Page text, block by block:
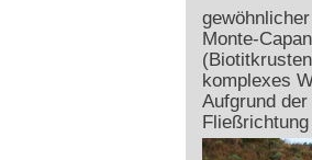
Monte-
komplexes
Aufgrund